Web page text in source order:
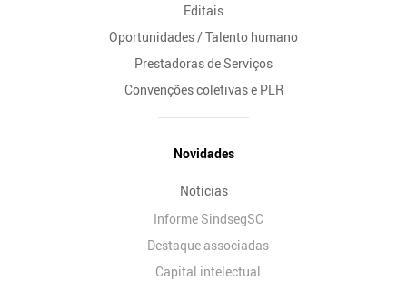
Editais
Oportunidades / Talento humano
Prestadoras de Serviços
Convenções coletivas e PLR
Novidades
Notícias
Informe SindsegSC
Destaque associadas
Capital intelectual